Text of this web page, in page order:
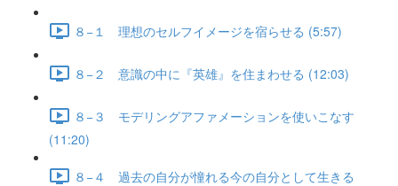
８−１ 理想のセルフイメージを宿らせる (5:57)
８−２ 意識の中に『英雄』を住まわせる (12:03)
８−３ モデリングアファメーションを使いこなす
(11:20)
８−４ 過去の自分が憧れる今の自分として生きる